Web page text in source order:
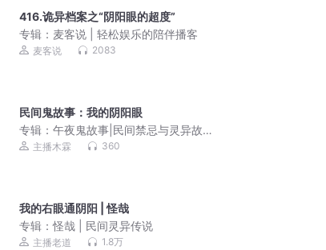
416.诡异档案之“阴阳眼的超度”
专辑： 麦客说 | 轻松娱乐的陪伴播客
麦客说 2083
民间鬼故事：我的阴阳眼
专辑：午夜鬼故事|民间禁忌与灵异故事|
胆小勿入
主播木霖 360
我的右眼通阴阳 | 怪哉
专辑：怪哉 | 民间灵异传说
主播老道 1.8万